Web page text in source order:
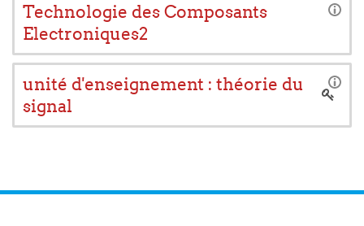
Technologie des Composants
Electroniques2
unité d'enseignement : théorie du
signal